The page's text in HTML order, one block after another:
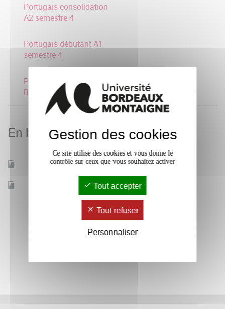
Portugais consolidation
A2 semestre 4
Portugais débutant A1
semestre 4
Portugais intermédiaire
B1 semestre 4
En bref
Mobilité d'études Oui
Accessible à distance Non
Gestion des cookies
Ce site utilise des cookies et vous donne le
contrôle sur ceux que vous souhaitez activer
Tout accepter
Tout refuser
Personnaliser